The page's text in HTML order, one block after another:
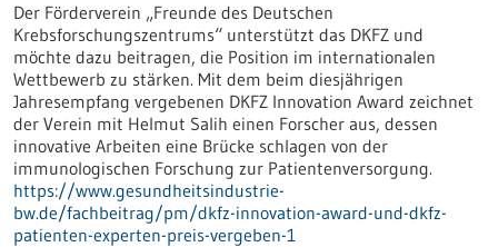
Der Förderverein „Freunde des Deutschen
Krebsforschungszentrums“ unterstützt das DKFZ und
möchte dazu beitragen, die Position im internationalen
Wettbewerb zu stärken. Mit dem beim diesjährigen
Jahresempfang vergebenen DKFZ Innovation Award zeichnet
der Verein mit Helmut Salih einen Forscher aus, dessen
innovative Arbeiten eine Brücke schlagen von der
immunologischen Forschung zur Patientenversorgung.
https://www.gesundheitsindustrie-
bw.de/fachbeitrag/pm/dkfz-innovation-award-und-dkfz-
patienten-experten-preis-vergeben-1